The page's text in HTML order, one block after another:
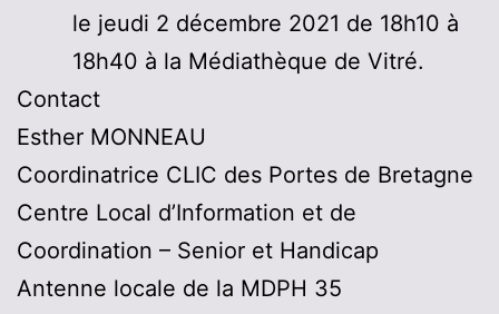
le jeudi 2 décembre 2021 de 18h10 à
18h40 à la Médiathèque de Vitré.
Contact
Esther MONNEAU
Coordinatrice CLIC des Portes de Bretagne
Centre Local d’Information et de
Coordination – Senior et Handicap
Antenne locale de la MDPH 35